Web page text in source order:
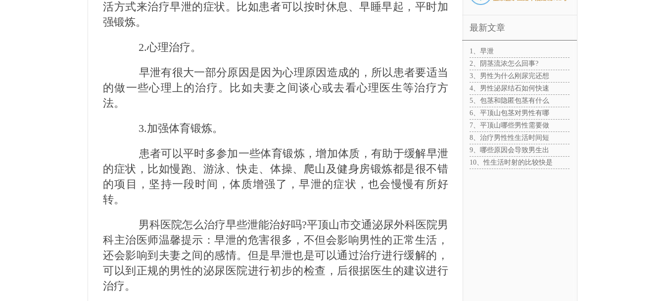
活方式来治疗早泄的症状。比如患者可以按时休息、早睡早起，平时加
强锻炼。
2.心理治疗。
早泄有很大一部分原因是因为心理原因造成的，所以患者要适当
的做一些心理上的治疗。比如夫妻之间谈心或去看心理医生等治疗方
法。
3.加强体育锻炼。
患者可以平时多参加一些体育锻炼，增加体质，有助于缓解早泄
的症状，比如慢跑、游泳、快走、体操、爬山及健身房锻炼都是很不错
的项目，坚持一段时间，体质增强了，早泄的症状，也会慢慢有所好
转。
男科医院怎么治疗早些泄能治好吗?平顶山市交通泌尿外科医院男
科主治医师温馨提示：早泄的危害很多，不但会影响男性的正常生活，
还会影响到夫妻之间的感情。但是早泄也是可以通过治疗进行缓解的，
可以到正规的男性的泌尿医院进行初步的检查，后很据医生的建议进行
治疗。
最新文章
1、早泄
2、阴茎流浓怎么回事?
3、男性为什么刚尿完还想
4、男性泌尿结石如何快速
5、包茎和隐匿包茎有什么
6、平顶山包茎对男性有哪
7、平顶山哪些男性需要做
8、治疗男性性生活时间短
9、哪些原因会导致男生出
10、性生活时射的比较快是